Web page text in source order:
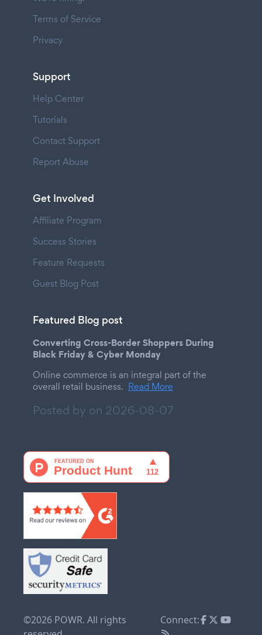
Terms of Service
Privacy
Support
Help Center
Tutorials
Contact Support
Report Abuse
Get Involved
Affiliate Program
Success Stories
Feature Requests
Guest Blog Post
Featured Blog post
Converting Cross-Border Shoppers During
Black Friday & Cyber Monday
Online commerce is an integral part of the
overall retail business. Read More
Posted by on 2026-08-07
©2026 POWR. All rights
Connect: